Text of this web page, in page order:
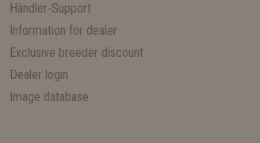
Händler-Support
Information for dealer
Exclusive breeder discount
Dealer login
Image database